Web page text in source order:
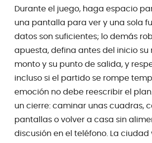
Durante el juego, haga espacio
una pantalla para ver y una sola
datos son suficientes; lo demás
apuesta, defina antes del inicio su
monto y su punto de salida, y
incluso si el partido se rompe
emoción no debe reescribir el
un cierre: caminar unas cuadras,
pantallas o volver a casa sin
discusión en el teléfono. La ciudad